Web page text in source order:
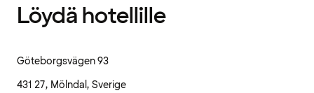
Löydä hotellille
Göteborgsvägen 93
431 27, Mölndal, Sverige